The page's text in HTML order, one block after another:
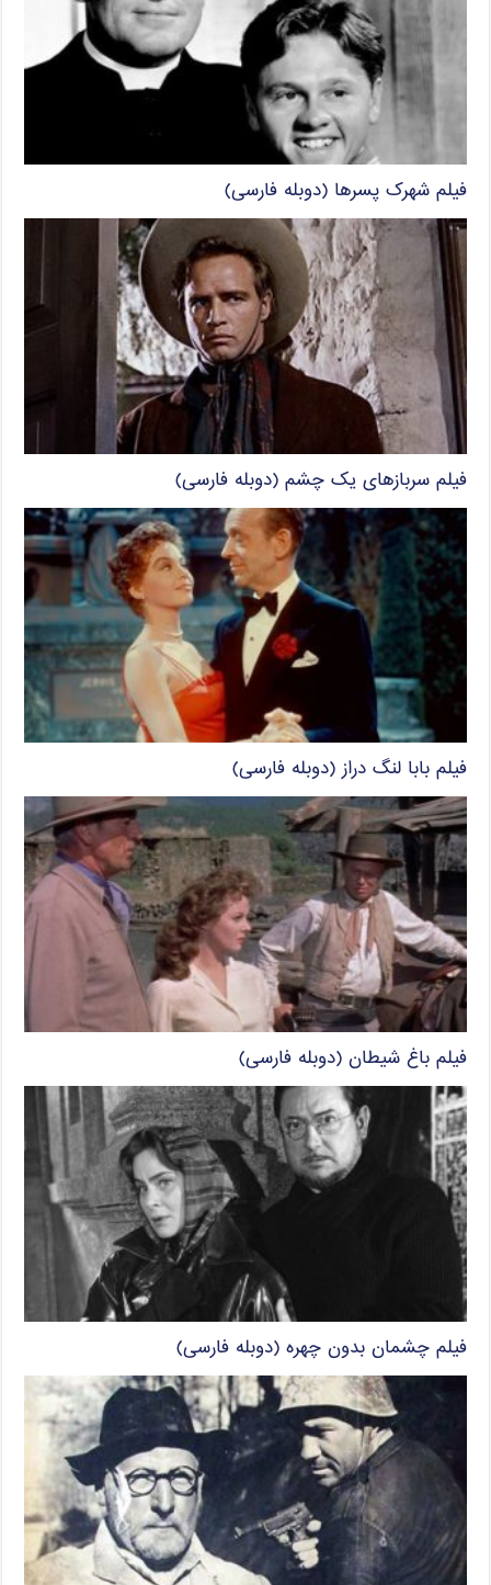
فیلم شهرک پسرها (دوبله فارسی)
فیلم سربازهای یک چشم (دوبله فارسی)
فیلم بابا لنگ دراز (دوبله فارسی)
فیلم باغ شیطان (دوبله فارسی)
فیلم چشمان بدون چهره (دوبله فارسی)